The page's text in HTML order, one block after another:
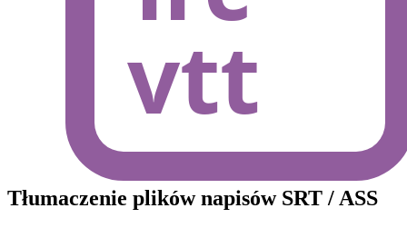
Tłumaczenie plików napisów SRT / ASS